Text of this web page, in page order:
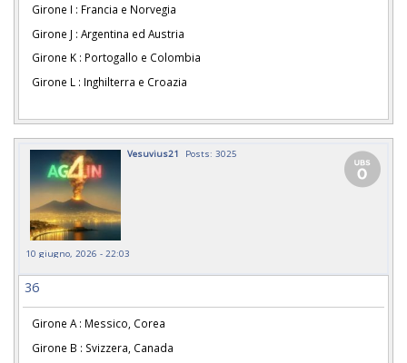
Girone I : Francia e Norvegia
Girone J : Argentina ed Austria
Girone K : Portogallo e Colombia
Girone L : Inghilterra e Croazia
Vesuvius21 Posts: 3025
10 giugno, 2026 - 22:03
36
Girone A : Messico, Corea
Girone B : Svizzera, Canada